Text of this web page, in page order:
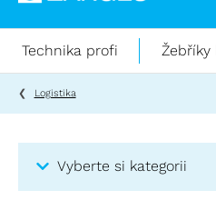
práci
výškách
Technika profi Žebříky
Logistika
Vyberte si kategorii